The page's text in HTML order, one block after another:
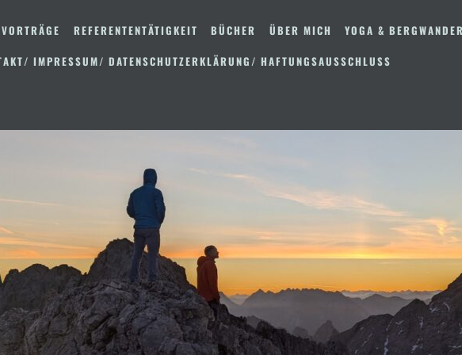
VORTRÄGE REFERENTENTÄTIGKEIT BÜCHER ÜBER MICH
YOGA &
IMPRESSUM/ DATENSCHUTZERKLÄRUNG/ HAFTUNGSAUSSCHLUSS